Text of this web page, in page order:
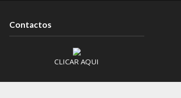
Contactos
CLICAR AQUI